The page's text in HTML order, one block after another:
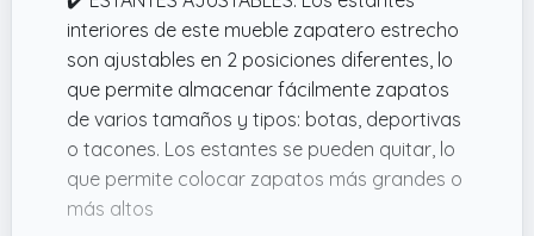
interiores de este mueble zapatero estrecho
son ajustables en 2 posiciones diferentes, lo
que permite almacenar fácilmente zapatos
de varios tamaños y tipos: botas, deportivas
o tacones. Los estantes se pueden quitar, lo
que permite colocar zapatos más grandes o
más altos